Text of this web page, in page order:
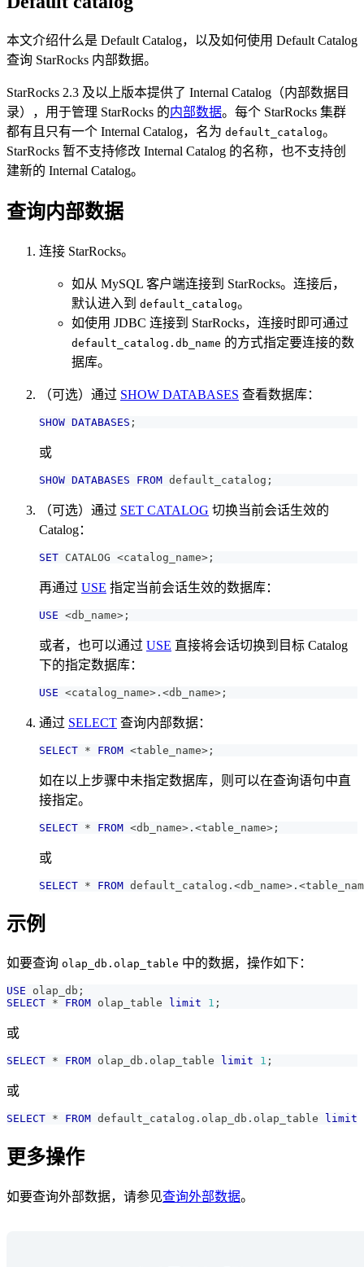
本文介绍什么是 Default Catalog，以及如何使用 Default Catalog
查询 StarRocks 内部数据。
StarRocks 2.3 及以上版本提供了 Internal Catalog（内部数据目
录），用于管理 StarRocks 的内部数据。每个 StarRocks 集群
都有且只有一个 Internal Catalog，名为 default_catalog。
StarRocks 暂不支持修改 Internal Catalog 的名称，也不支持创
建新的 Internal Catalog。
查询内部数据
连接 StarRocks。
如从 MySQL 客户端连接到 StarRocks。连接后，
默认进入到 default_catalog。
如使用 JDBC 连接到 StarRocks，连接时即可通过
default_catalog.db_name 的方式指定要连接的数
据库。
（可选）通过 SHOW DATABASES 查看数据库：
SHOW DATABASES ;
或
SHOW DATABASES FROM default_catalog ;
（可选）通过 SET CATALOG 切换当前会话生效的
Catalog：
SET CATALOG <catalog_name> ;
再通过 USE 指定当前会话生效的数据库：
USE <db_name> ;
或者，也可以通过 USE 直接将会话切换到目标 Catalog
下的指定数据库：
USE <catalog_name> . <db_name> ;
通过 SELECT 查询内部数据：
SELECT * FROM <table_name> ;
如在以上步骤中未指定数据库，则可以在查询语句中直
接指定。
SELECT * FROM <db_name> . <table_name> ;
或
SELECT * FROM default_catalog . <db_name> . <
示例
如要查询 olap_db.olap_table 中的数据，操作如下：
USE olap_db ;
SELECT * FROM olap_table limit 1 ;
或
SELECT * FROM olap_db . olap_table limit 1 ;
或
SELECT * FROM default_catalog . olap_db . olap_table limit
更多操作
如要查询外部数据，请参见查询外部数据。